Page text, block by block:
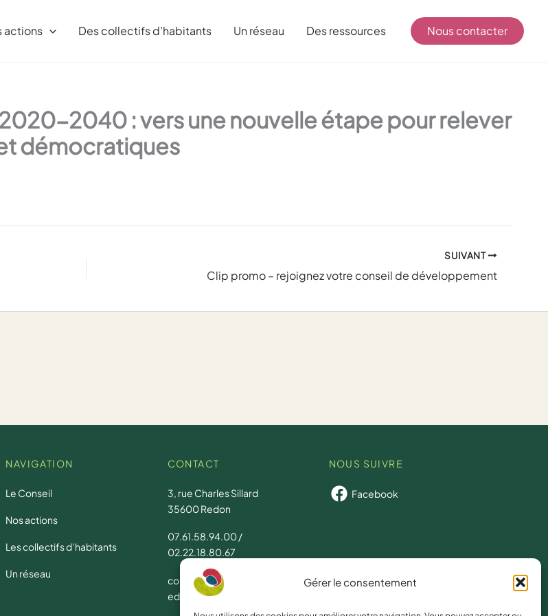
Gérer le consentement
actions Des collectifs d’habitants Un réseau Des ressources Nous contacter
2040 : vers une nouvelle étape pour relever
démocratiques
SUIVANT
Clip promo – rejoignez votre conseil de développement
NAVIGATION
Le Conseil
Nos actions
Les collectifs d’habitants
Un réseau
CONTACT
3, rue Charles Sillard
35600 Redon
07.61.58.94.00/
02.22.18.80.67
conseil.developpement@r
edon-agglomeration.bzh
NOUS SUIVRE
Facebook